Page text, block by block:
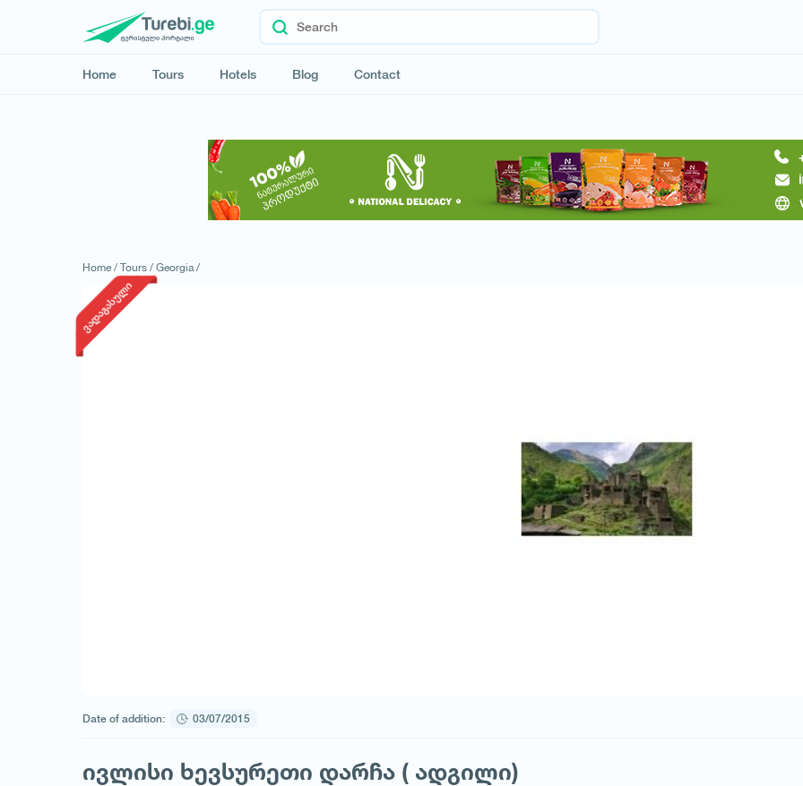
Home Tours Hotels Blog Contact
Request a tour
Home / Tours / Georgia /
ვადაგასული
Date of addition: 03/07/2015
ივლისი ხევსურეთი დარჩა ( ადგილი)